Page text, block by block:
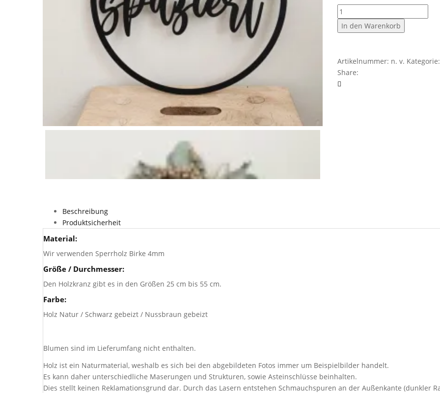
Holzkranz
Herein
spaziert
In den Warenkorb
Artikelnummer: n. v. Kategorie:
Share:
Beschreibung
Produktsicherheit
Material:
Wir verwenden Sperrholz Birke 4mm
Größe / Durchmesser:
Den Holzkranz gibt es in den Größen 25 cm bis 55 cm.
Farbe:
Holz Natur / Schwarz gebeizt / Nussbraun gebeizt
Blumen sind im Lieferumfang nicht enthalten.
Holz ist ein Naturmaterial, weshalb es sich bei den abgebildeten Fotos immer um Beispielbilder handelt.
Es kann daher unterschiedliche Maserungen und Strukturen, sowie Asteinschlüsse beinhalten.
Dies stellt keinen Reklamationsgrund dar. Durch das Lasern entstehen Schmauchspuren an der Außenkante (dunkler